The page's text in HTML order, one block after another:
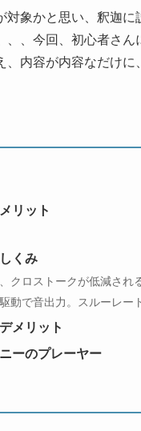
象かと思い、釈迦
、今回、初心者さ
内容が内容なだけ
リット
くみ
クロストークが低減され
動で音出力。スルーレー
メリット
ーのプレーヤー